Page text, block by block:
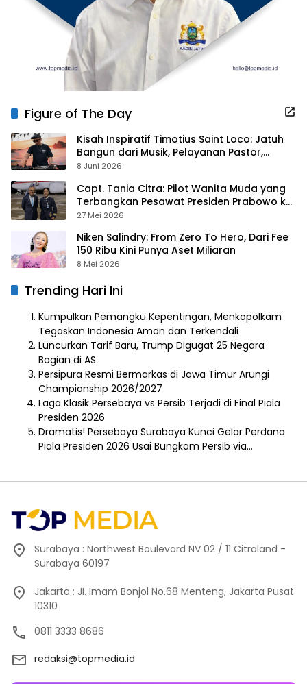
Figure of The Day
Kisah Inspiratif Timotius Saint Loco: Jatuh
Bangun dari Musik, Pelayanan Pastor,
hingga Gurita Bisnis Sambal Babon
8 Juni 2026
Capt. Tania Citra: Pilot Wanita Muda yang
Terbangkan Pesawat Presiden Prabowo ke
Prancis
27 Mei 2026
Niken Salindry: From Zero To Hero, Dari Fee
150 Ribu Kini Punya Aset Miliaran
8 Mei 2026
Trending Hari Ini
Kumpulkan Pemangku Kepentingan, Menkopolkam
Tegaskan Indonesia Aman dan Terkendali
Luncurkan Tarif Baru, Trump Digugat 25 Negara
Bagian di AS
Persipura Resmi Bermarkas di Jawa Timur Arungi
Championship 2026/2027
Laga Klasik Persebaya vs Persib Terjadi di Final Piala
Presiden 2026
Dramatis! Persebaya Surabaya Kunci Gelar Perdana
Piala Presiden 2026 Usai Bungkam Persib via…
Surabaya : Northwest Boulevard NV 02 / 11 Citraland -
Surabaya 60197
Jakarta : JI. Imam Bonjol No.68 Menteng, Jakarta Pusat
10310
0811 3333 8686
redaksi@topmedia.id